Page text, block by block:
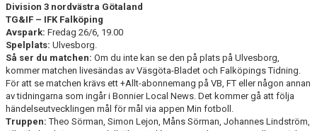
Division 3 nordvästra Götaland
TG&IF – IFK Falköping
Avspark: Fredag 26/6, 19.00
Spelplats: Ulvesborg.
Så ser du matchen: Om du inte kan se den på plats på Ulvesborg,
kommer matchen livesändas av Väsgöta-Bladet och Falköpings Tidning.
För att se matchen krävs ett +Allt-abonnemang på VB, FT eller någon annan
av tidningarna som ingår i Bonnier Local News. Det kommer gå att följa
händelseutvecklingen mål för mål via appen Min fotboll.
Truppen: Theo Sörman, Simon Lejon, Måns Sörman, Johannes Lindström,